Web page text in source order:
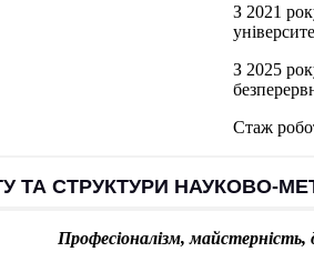
З 2021
З 2025
Стаж
ТА СТРУКТУРИ НАУКОВО-
Професіоналізм, майстерність,